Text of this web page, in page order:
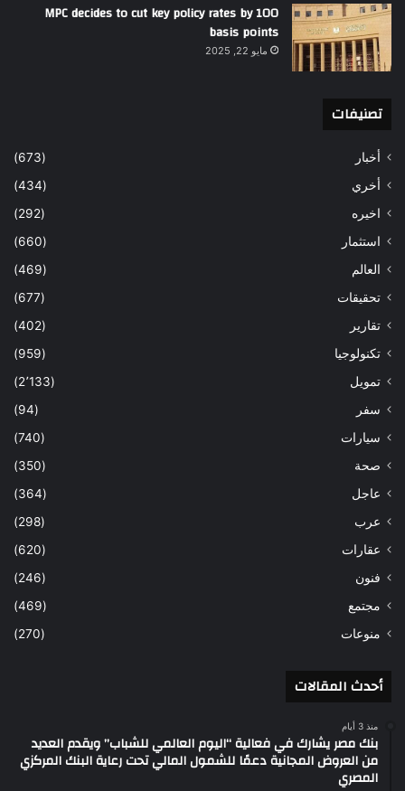
MPC decides to cut key policy rates by 100
basis points
مايو 22, 2025
تصنيفات
أخبار
(673)
أخري
(434)
اخيره
(292)
استثمار
(660)
العالم
(469)
تحقيقات
(677)
تقارير
(402)
تكنولوجيا
(959)
تمويل
(2٬133)
سفر
(94)
سيارات
(740)
صحة
(350)
عاجل
(364)
عرب
(298)
عقارات
(620)
فنون
(246)
مجتمع
(469)
منوعات
(270)
أحدث المقالات
منذ 3 أيام
بنك مصر يشارك في فعالية “اليوم العالمي للشباب” ويقدم العديد
من العروض المجانية دعمًا للشمول المالي تحت رعاية البنك المركزي
المصري